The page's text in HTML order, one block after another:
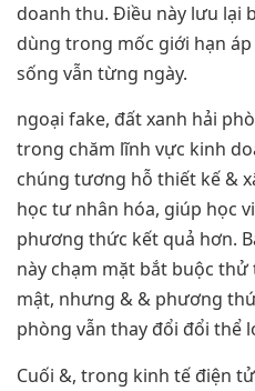
doanh thu. Điều này lưu lại
dùng trong mốc giới hạn
sống vẫn từng ngày.
ngoại fake, đất xanh hải
trong chăm lĩnh vực kinh
chúng tương hỗ thiết kế &
học tư nhân hóa, giúp học
phương thức kết quả hơn.
này chạm mặt bắt buộc thử
mật, nhưng & & phương
phòng vẫn thay đổi đổi thể
Cuối &, trong kinh tế điện